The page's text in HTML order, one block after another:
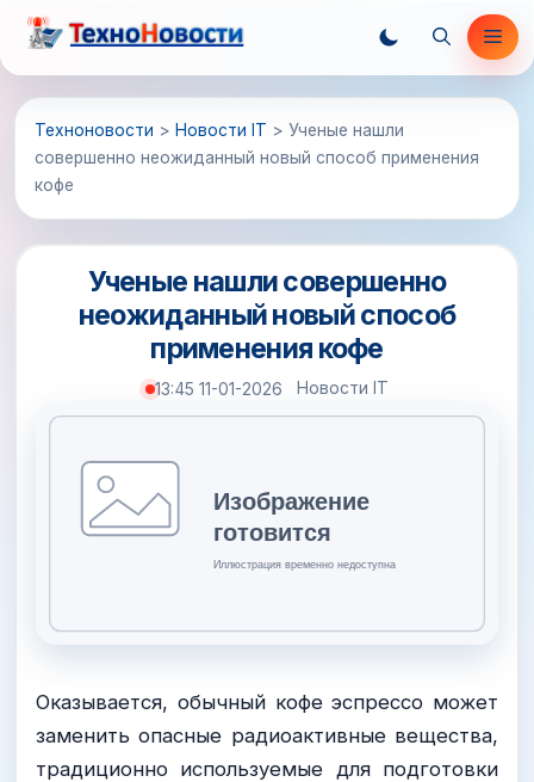
Перейти
содержимому
Техноновости > Новости IT > Ученые нашли
совершенно неожиданный новый способ применения
кофе
Ученые нашли совершенно
неожиданный новый способ
применения кофе
13:45 11-01-2026 Новости IT
Оказывается, обычный кофе эспрессо может
заменить опасные радиоактивные вещества,
традиционно используемые для подготовки